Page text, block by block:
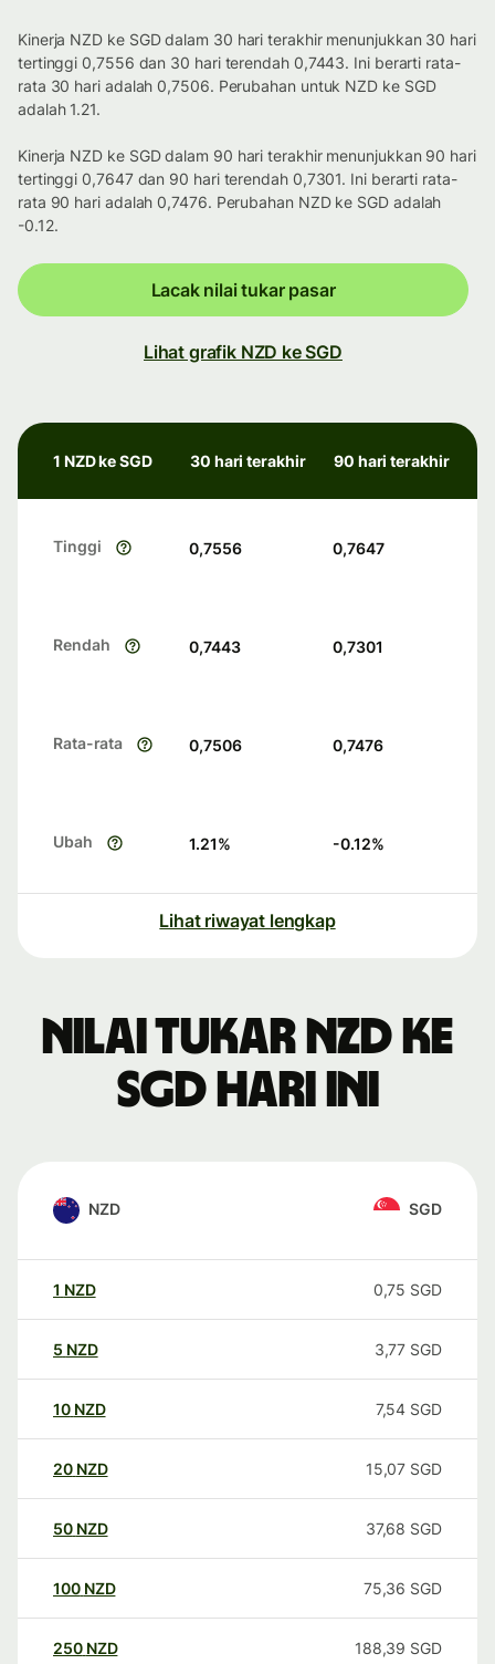
Kinerja NZD ke SGD dalam 30 hari terakhir menunjukkan 30 hari
tertinggi 0,7556 dan 30 hari terendah 0,7443. Ini berarti rata-
rata 30 hari adalah 0,7506. Perubahan untuk NZD ke SGD
adalah 1.21.
Kinerja NZD ke SGD dalam 90 hari terakhir menunjukkan 90 hari
tertinggi 0,7647 dan 90 hari terendah 0,7301. Ini berarti rata-
rata 90 hari adalah 0,7476. Perubahan NZD ke SGD adalah
-0.12.
Lacak nilai tukar pasar
Lihat grafik NZD ke SGD
1 NZD ke SGD 30 hari terakhir 90 hari terakhir
Tinggi 0,7556 0,7647
Rendah 0,7443 0,7301
Rata-rata 0,7506 0,7476
Ubah 1.21% -0.12%
Lihat riwayat lengkap
Nilai tukar NZD ke
SGD hari ini
NZD SGD
1 NZD 0,75 SGD
5 NZD 3,77 SGD
10 NZD 7,54 SGD
20 NZD 15,07 SGD
50 NZD 37,68 SGD
100 NZD 75,36 SGD
250 NZD 188,39 SGD